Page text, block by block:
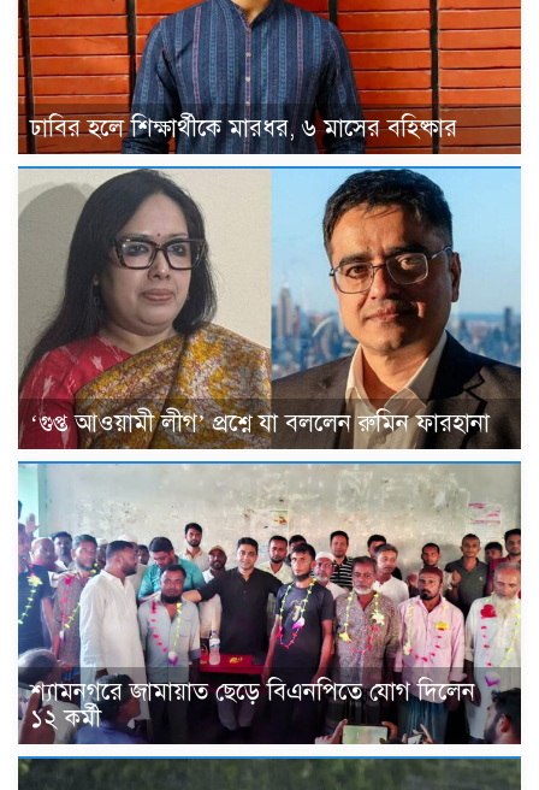
ঢাবির হলে শিক্ষার্থীকে মারধর, ৬ মাসের বহিষ্কার
‘গুপ্ত আওয়ামী লীগ’ প্রশ্নে যা বললেন রুমিন ফারহানা
শ্যামনগরে জামায়াত ছেড়ে বিএনপিতে যোগ দিলেন
১২ কর্মী